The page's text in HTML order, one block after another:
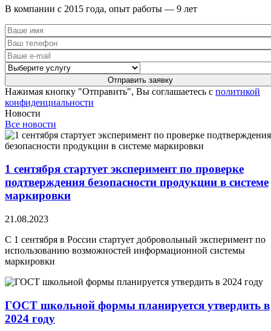
В компании с 2015 года, опыт работы — 9 лет
Нажимая кнопку "Отправить", Вы соглашаетесь с политикой
конфиденциальности
Новости
Все новости
1 сентября стартует эксперимент по проверке
подтверждения безопасности продукции в системе
маркировки
21.08.2023
С 1 сентября в России стартует добровольный эксперимент по
использованию возможностей информационной системы
маркировки
ГОСТ школьной формы планируется утвердить в
2024 году